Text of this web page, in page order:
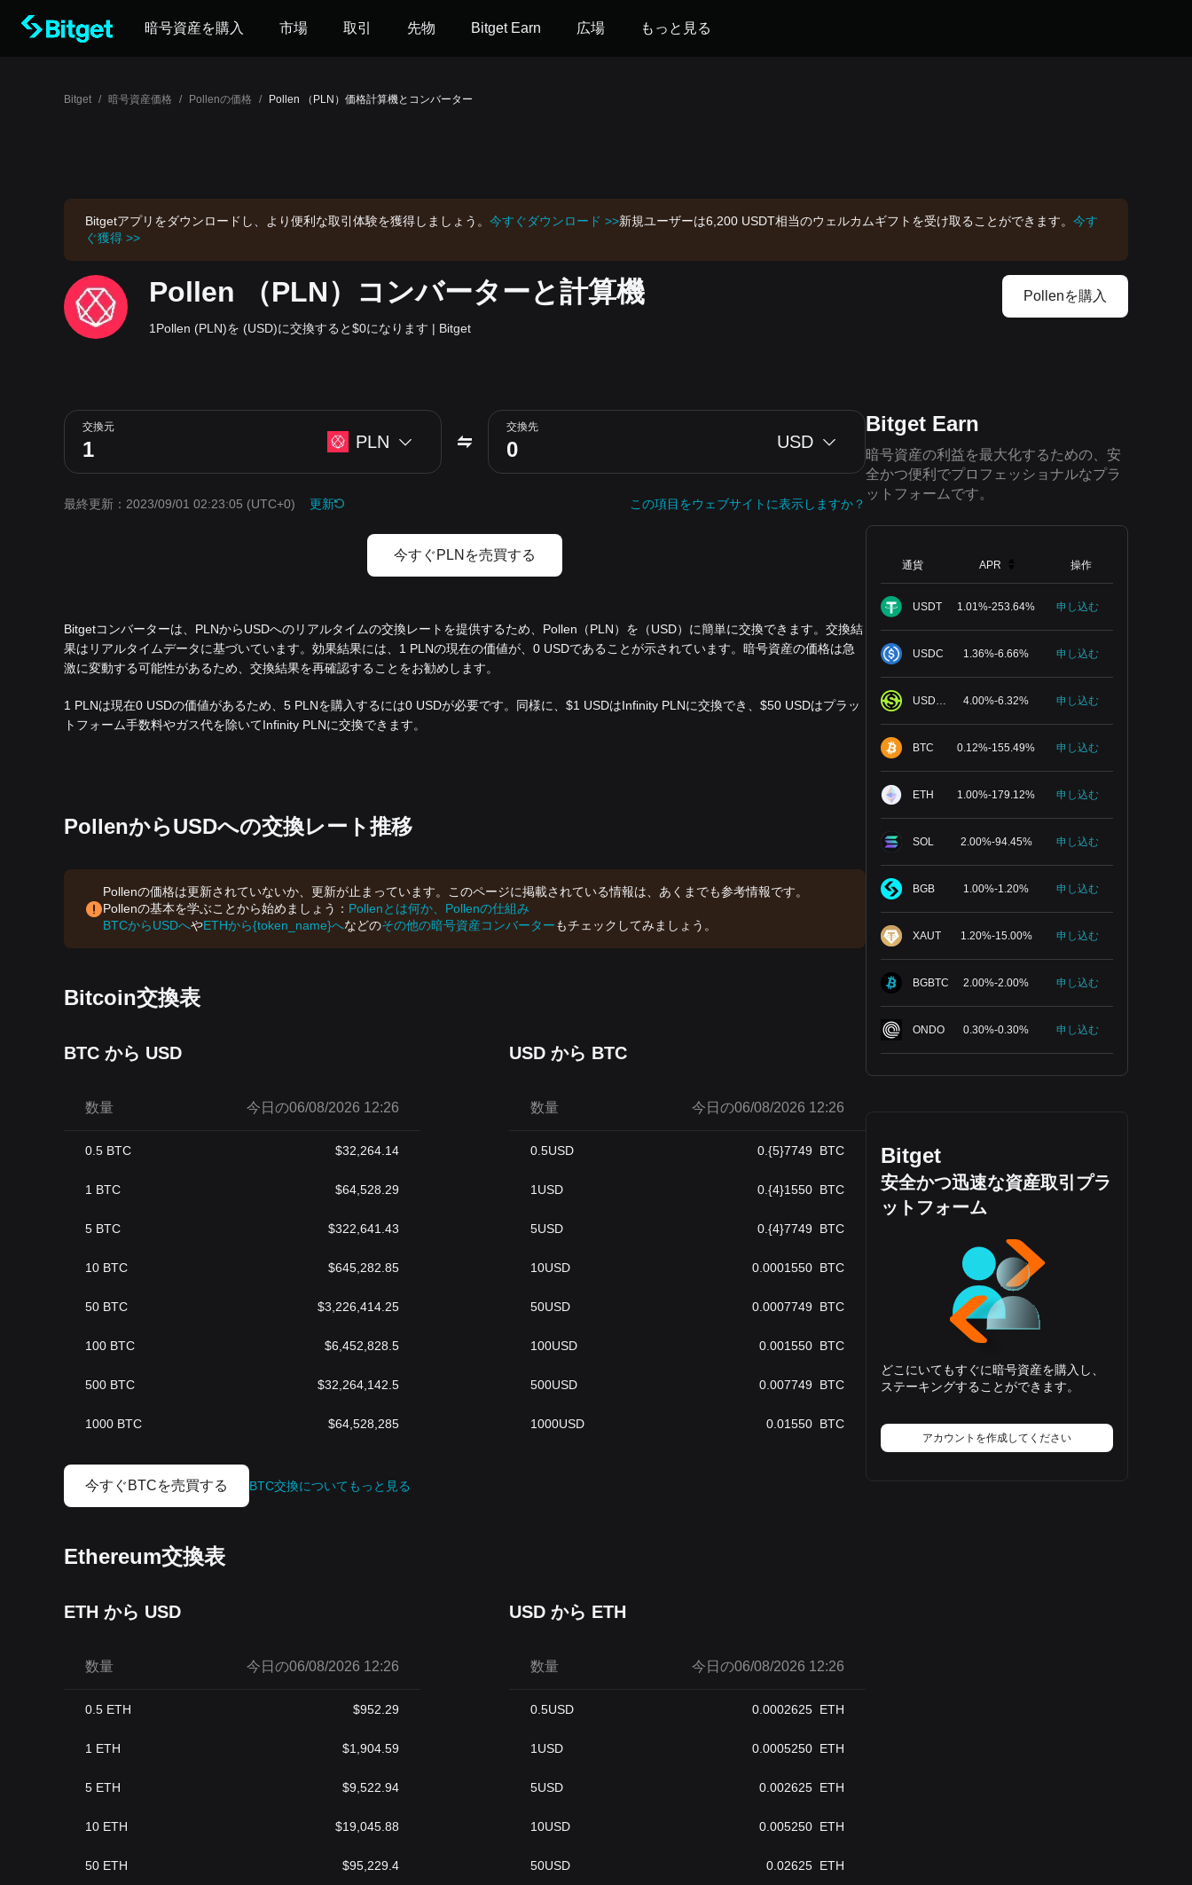
暗号資産を購入 市場 取引 先物 Bitget Earn 広場 もっと見る
Bitget / 暗号資産価格 / Pollenの価格 / Pollen （PLN）価格計算機とコンバーター
Bitgetアプリをダウンロードし、より便利な取引体験を獲得しましょう。 今すぐダウンロード >>新規ユーザーは6,200 USDT相当のウェルカムギフトを受け取ることができます。 今す
ぐ獲得 >>
Pollen （PLN）コンバーターと計算機
1Pollen (PLN)を (USD)に交換すると$0になります | Bitget
Pollenを‌購入
交換元
PLN
交換先
USD
最終更新：2023/09/01 02:23:05 (UTC+0) 更新 この項目をウェブサイトに表示しますか？
今すぐPLNを売買する
Bitgetコンバーターは、PLNからUSDへのリアルタイムの交換レートを提供するため、Pollen（PLN）を（USD）に簡単に交換できます。交換結
果はリアルタイムデータに基づいています。効果結果には、1 PLNの現在の価値が、0 USDであることが示されています。暗号資産の価格は急
激に変動する可能性があるため、交換結果を再確認することをお勧めします。
1 PLNは現在0 USDの価値があるため、5 PLNを購入するには0 USDが必要です。同様に、$1 USDはInfinity PLNに交換でき、$50 USDはプラッ
トフォーム手数料やガス代を除いてInfinity PLNに交換できます。
PollenからUSDへの交換レート推移
Pollenの価格は更新されていないか、更新が止まっています。このページに掲載されている情報は、あくまでも参考情報です。
Pollenの基本を学ぶことから始めましょう： Pollenとは何か、Pollenの仕組み
BTCからUSDへやETHから{token_name}へなどのその他の暗号資産コンバーターもチェックしてみましょう。
Bitcoin交換表
BTC から USD
数量 今日の06/08/2026 12:26
0.5 BTC $32,264.14
1 BTC $64,528.29
5 BTC $322,641.43
10 BTC $645,282.85
50 BTC $3,226,414.25
100 BTC $6,452,828.5
500 BTC $32,264,142.5
1000 BTC $64,528,285
USD から BTC
数量 今日の06/08/2026 12:26
0.5USD 0.{5}7749 BTC
1 USD 0.{4}1550 BTC
5USD 0.{4}7749 BTC
10USD 0.0001550 BTC
50USD 0.0007749 BTC
100USD 0.001550 BTC
500USD 0.007749 BTC
1000USD 0.01550 BTC
今すぐBTCを売買する BTC交換についてもっと見る
Ethereum交換表
ETH から USD
数量 今日の06/08/2026 12:26
0.5 ETH $952.29
1 ETH $1,904.59
5 ETH $9,522.94
10 ETH $19,045.88
50 ETH $95,229.4
USD から ETH
数量 今日の06/08/2026 12:26
0.5USD 0.0002625 ETH
1 USD 0.0005250 ETH
5USD 0.002625 ETH
10USD 0.005250 ETH
50USD 0.02625 ETH
Bitget Earn
暗号資産の利益を最大化するための、安
全かつ便利でプロフェッショナルなプラ
ットフォームです。
通貨 APR 操作
USDT 1.01%-253.64% 申し込む
USDC 1.36%-6.66% 申し込む
USDGO 4.00%-6.32% 申し込む
BTC 0.12%-155.49% 申し込む
ETH 1.00%-179.12% 申し込む
SOL 2.00%-94.45% 申し込む
BGB 1.00%-1.20% 申し込む
XAUT 1.20%-15.00% 申し込む
BGBTC 2.00%-2.00% 申し込む
ONDO 0.30%-0.30% 申し込む
Bitget
安全かつ迅速な資産取引プラ
ットフォーム
どこにいてもすぐに暗号資産を購入し、
ステーキングすることができます。
アカウントを作成してください